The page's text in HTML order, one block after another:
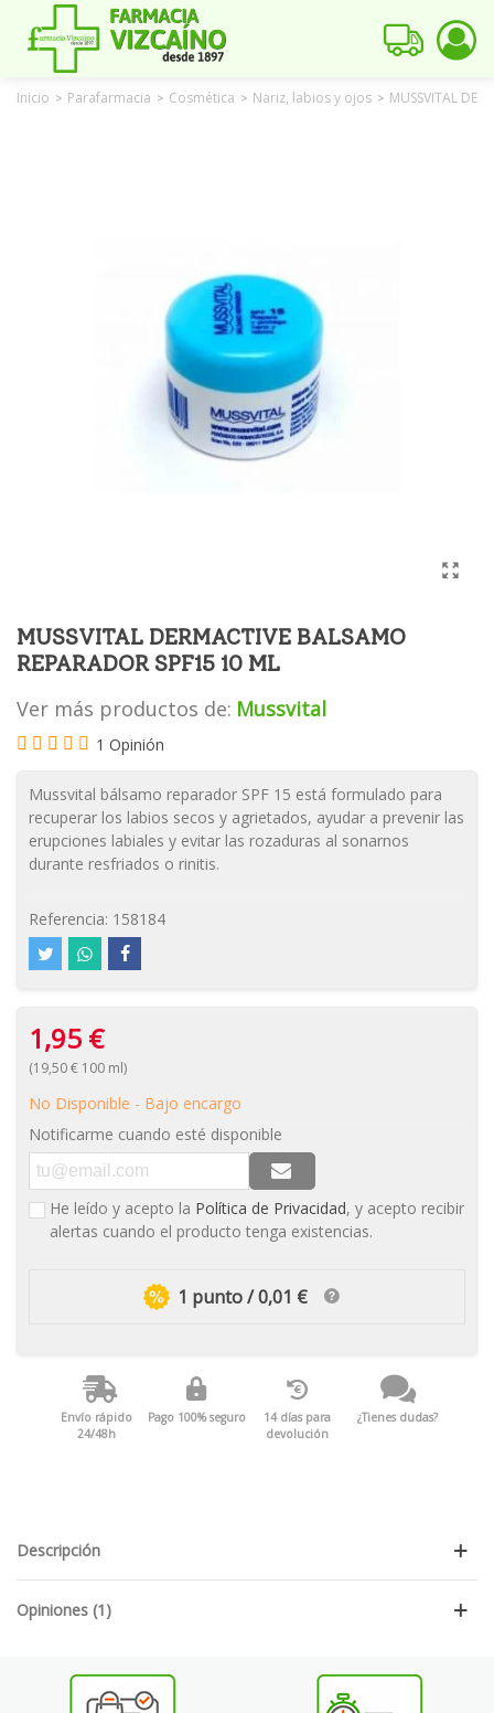
Inicio > Parafarmacia > Cosmética > Nariz, labios y ojos > MUSSVITAL
MUSSVITAL DERMACTIVE BALSAMO
REPARADOR SPF15 10 ML
Ver más productos de: Mussvital
1 Opinión
Mussvital bálsamo reparador SPF 15 está formulado para
recuperar los labios secos y agrietados, ayudar a prevenir las
erupciones labiales y evitar las rozaduras al sonarnos
durante resfriados o rinitis.
Referencia: 158184
1,95 €
(19,50 € 100 ml)
No Disponible - Bajo encargo
Notificarme cuando esté disponible
He leído y acepto la Política de Privacidad, y acepto recibir
alertas cuando el producto tenga existencias.
1 punto / 0,01 €
Envío rápido
24/48h
Pago 100% seguro
14 días para
devolución
¿Tienes dudas?
Descripción
Opiniones (1)